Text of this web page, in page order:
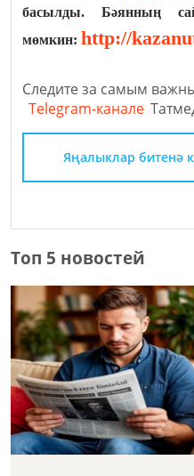
басылды. Бәянның
мөмкин: http://
Следите за самым
Telegram-канале
Яңалыклар битенә
Топ 5 новостей